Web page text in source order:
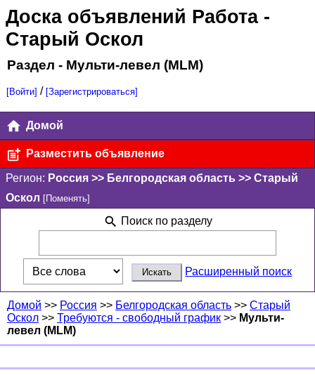
Доска объявлений Работа-
Старый Оскол
Раздел - Мульти-левел (MLM)
[Войти] / [Зарегистрироваться]
Домой
Разместить объявление
Регион: Россия >> Белгородская область >> Старый
Оскол [Поменять]
Поиск по разделу
Расширенный поиск
Домой >> Россия >> Белгородская область >> Старый
Оскол >> Требуются - свободный график >> Мульти-
левел (MLM)